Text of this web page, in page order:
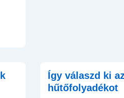
Így válaszd ki
hűtőfolyadékot